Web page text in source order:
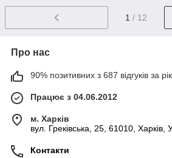
1 / 12
Про нас
90% позитивних з 687 відгуків за рік
Працює з 04.06.2012
м. Харків
вул. Греківська, 25, 61010, Харків,
Контакти